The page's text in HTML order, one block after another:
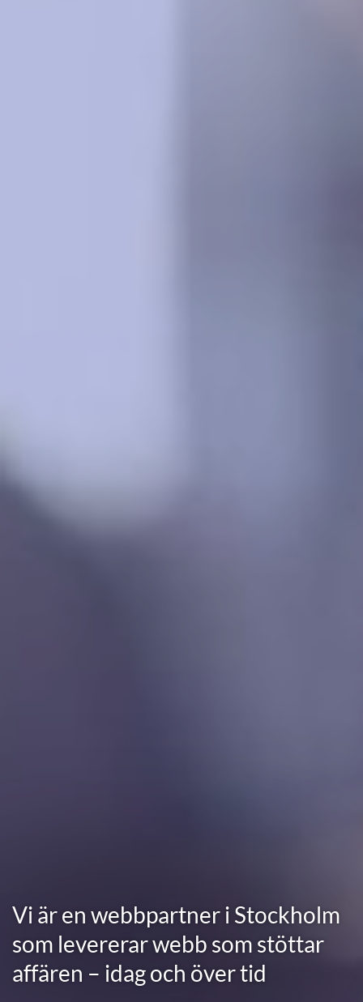
Vi är en webbpartner i Stockholm
som levererar webb som stöttar
affären – idag och över tid